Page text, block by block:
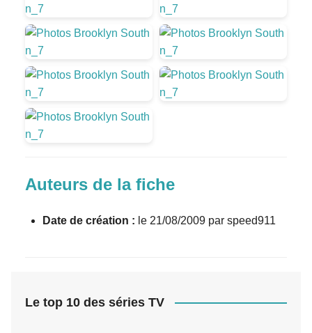
Auteurs de la fiche
Date de création : le 21/08/2009 par speed911
Le top 10 des séries TV